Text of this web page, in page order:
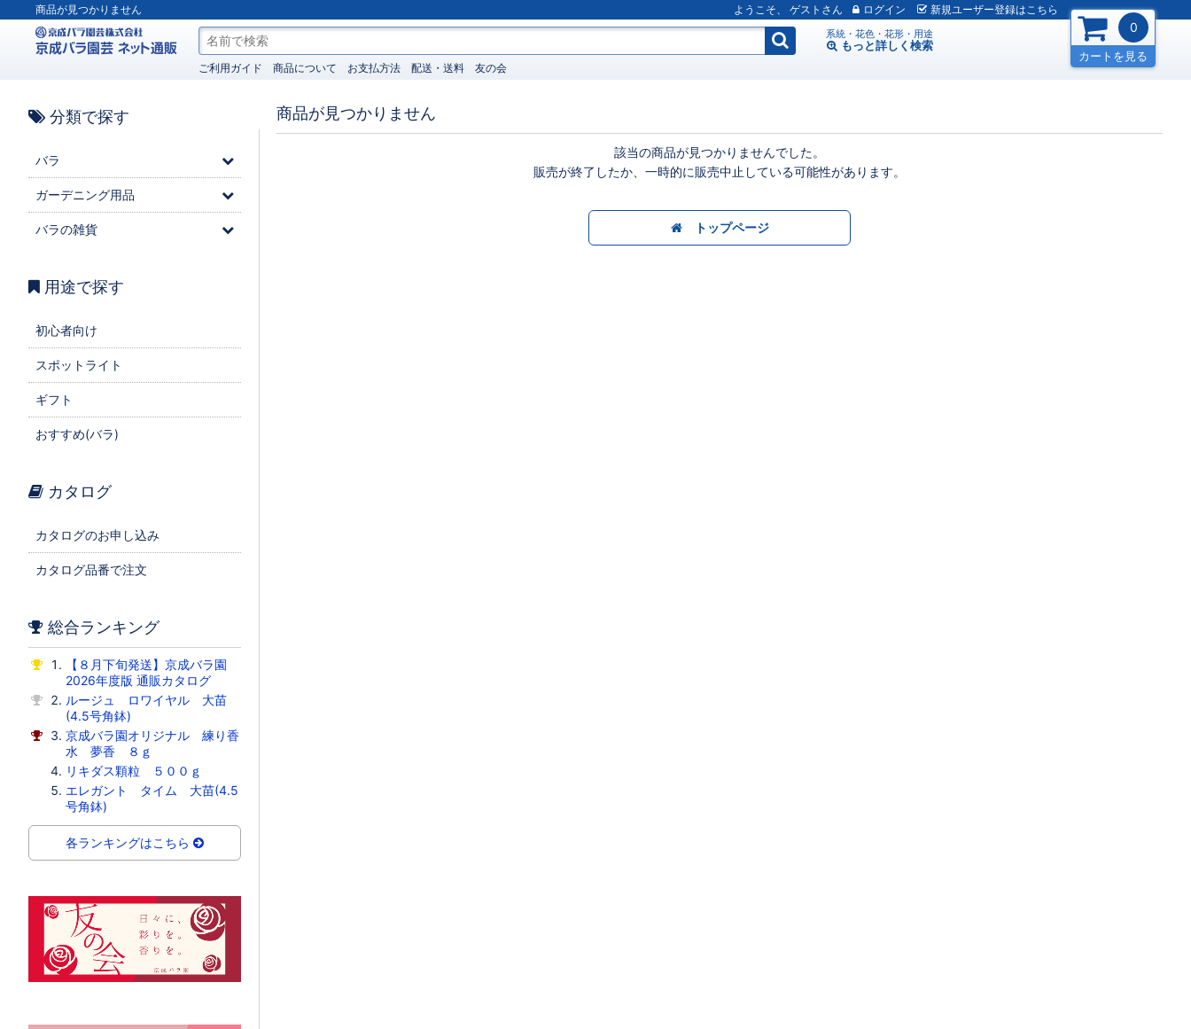
商品が見つかりません ようこそ、 ゲスト ログイン 新規ユーザー登録はこちら
系統・花色・花形・用途
もっと詳しく 検索
0
カートを見る
ご利用ガイド 商品について お支払方法 配送・送料 友の会
商品が見つかりません
該当の商品が見つかりませんでした。
販売が終了したか、一時的に販売中止している可能性があります。
トップページ
分類で探す
バラ
ガーデニング用品
バラの雑貨
用途で探す
初心者向け
スポットライト
ギフト
おすすめ(バラ)
カタログ
カタログのお申し込み
カタログ品番で注文
総合ランキング
【８月下旬発送】京成バラ園
2026年度版 通販カタログ
ルージュ ロワイヤル 大苗
(4.5号角鉢)
京成バラ園オリジナル 練り香
水 夢香 ８ｇ
リキダス顆粒 ５００ｇ
エレガント タイム 大苗(4.5
号角鉢)
各ランキングはこちら